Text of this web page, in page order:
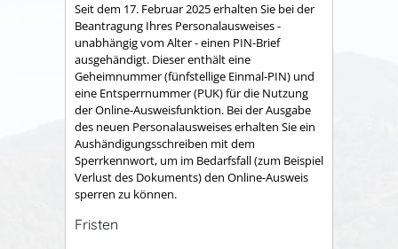
Seit dem 17. Februar 2025 erhalten Sie beider
Beantragung Ihres Personalausweises-
unabhängig vom Alter -einen PIN-Brief
ausgehändigt. Dieser enthält eine
Geheimnummer(fünfstellige Einmal-PIN) und
eine Entsperrnummer (PUK)für die Nutzung
der Online-Ausweisfunktion. Bei der Ausgabe
des neuen Personalausweises erhalten Sie ein
Aushändigungsschreiben mit dem
Sperrkennwort, um im Bedarfsfall (zum Beispiel
Verlust des Dokuments) den Online-Ausweis
sperren zu können.
Fristen